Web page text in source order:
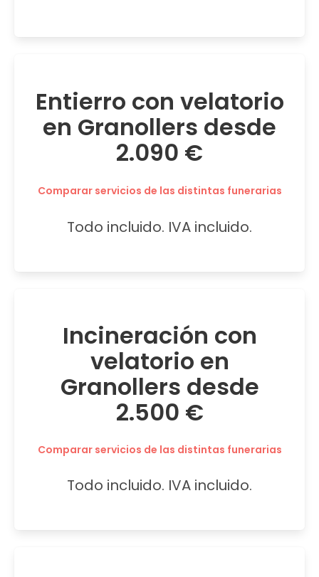
Entierro con velatorio
en Granollers desde
2.090 €
Comparar servicios de las distintas funerarias
Todo incluido. IVA incluido.
Incineración con
velatorio en
Granollers desde
2.500 €
Comparar servicios de las distintas funerarias
Todo incluido. IVA incluido.